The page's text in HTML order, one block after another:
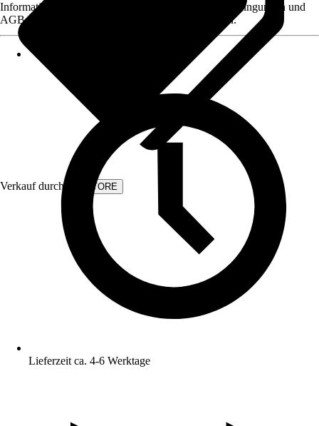
Verkauf durch: KVSTORE
Informationen des Verkäufers, wie z. B. Rückgabebedingungen und
AGB, finden Sie bei Klick auf den Verkäufernamen.
Lieferzeit ca. 4-6 Werktage